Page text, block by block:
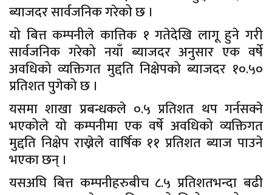
ब्याजदर सार्वजनिक गरेको छ ।
यो बित्त कम्पनीले कात्तिक १ गतेदेखि लागू हुने गरी
सार्वजनिक गरेको नयाँ ब्याजदर अनुसार एक वर्षे
अवधिको व्यक्तिगत मुद्दति निक्षेपको ब्याजदर १०.५०
प्रतिशत पुगेको छ ।
यसमा शाखा प्रबन्धकले ०.५ प्रतिशत थप गर्नसक्ने
भएकोले यो कम्पनीमा एक वर्षे अवधिको व्यक्तिगत
मुद्दति निक्षेप राख्नेले वार्षिक ११ प्रतिशत ब्याज पाउने
भएका छन् ।
यसअघि बित्त कम्पनीहरुबीच ८.५ प्रतिशतभन्दा बढी